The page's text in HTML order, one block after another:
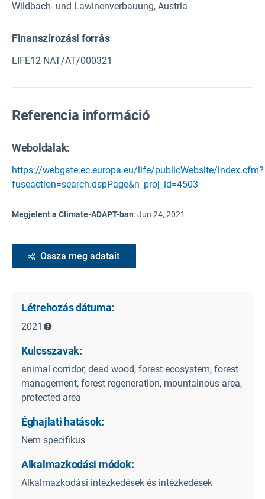
Wildbach- und Lawinenverbauung, Austria
Finanszírozási forrás
LIFE12 NAT/AT/000321
Referencia információ
Weboldalak:
https://webgate.ec.europa.eu/life/publicWebsite/index.cfm?
fuseaction=search.dspPage&n_proj_id=4503
Megjelent a Climate-ADAPT-ban:Jun 24, 2021
Ossza meg adatait
Létrehozás dátuma:
2021
Kulcsszavak:
animal corridor, dead wood, forest ecosystem, forest
management, forest regeneration, mountainous area,
protected area
Éghajlati hatások:
Nem specifikus
Alkalmazkodási módok:
Alkalmazkodási intézkedések és intézkedések